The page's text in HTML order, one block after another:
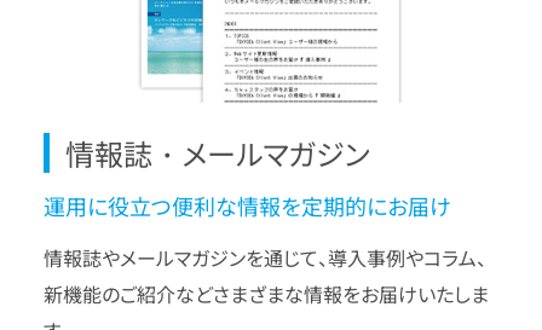
情報誌・メールマガジン
運用に役立つ便利な情報を定期的にお届け
情報誌やメールマガジンを通じて、導入事例やコラム、
新機能のご紹介などさまざまな情報をお届けいたしま